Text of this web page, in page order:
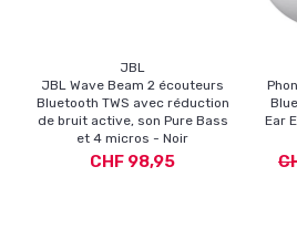
JBL
JBL Wave Beam 2 écouteurs
Bluetooth TWS avec réduction
de bruit active, son Pure Bass
et 4 micros - Noir
CHF 98,95
Ear